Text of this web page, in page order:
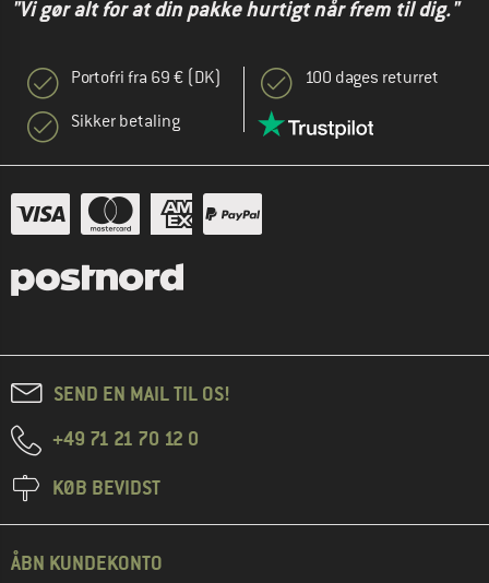
"Vi gør alt for at din pakke hurtigt når frem til dig."
Portofri fra 69 € (DK)
Sikker betaling
100 dages returret
SEND EN MAIL TIL OS!
+49 71 21 70 12 0
KØB BEVIDST
ÅBN KUNDEKONTO